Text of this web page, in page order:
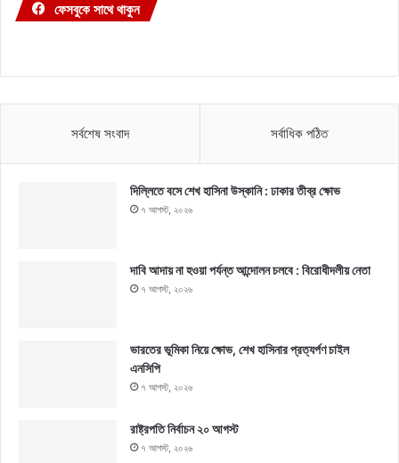
ফেসবুকে সাথে থাকুন
সর্বশেষ সংবাদ সর্বাধিক পঠিত
দিল্লিতে বসে শেখ হাসিনা উস্কানি : ঢাকার তীব্র ক্ষোভ
৭ আগস্ট, ২০২৬
দাবি আদায় না হওয়া পর্যন্ত আন্দোলন চলবে : বিরোধীদলীয় নেতা
৭ আগস্ট, ২০২৬
ভারতের ভূমিকা নিয়ে ক্ষোভ, শেখ হাসিনার প্রত্যর্পণ চাইল
এনসিপি
৭ আগস্ট, ২০২৬
রাষ্ট্রপতি নির্বাচন ২০ আগস্ট
৭ আগস্ট, ২০২৬